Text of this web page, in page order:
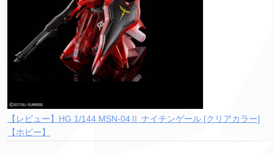
【レビュー】HG 1/144 MSN-04Ⅱ ナイチンゲール [クリアカラー]
【ホビー】